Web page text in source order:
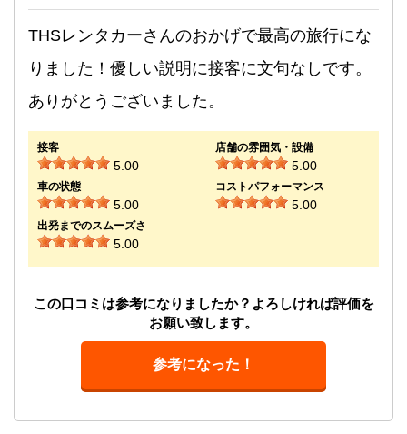
THSレンタカーさんのおかげで最高の旅行にな
りました！優しい説明に接客に文句なしです。
ありがとうございました。
接客
5.00
店舗の雰囲気・設備
5.00
車の状態
5.00
コストパフォーマンス
5.00
出発までのスムーズさ
5.00
この口コミは参考になりましたか？よろしければ評価を
お願い致します。
参考になった！